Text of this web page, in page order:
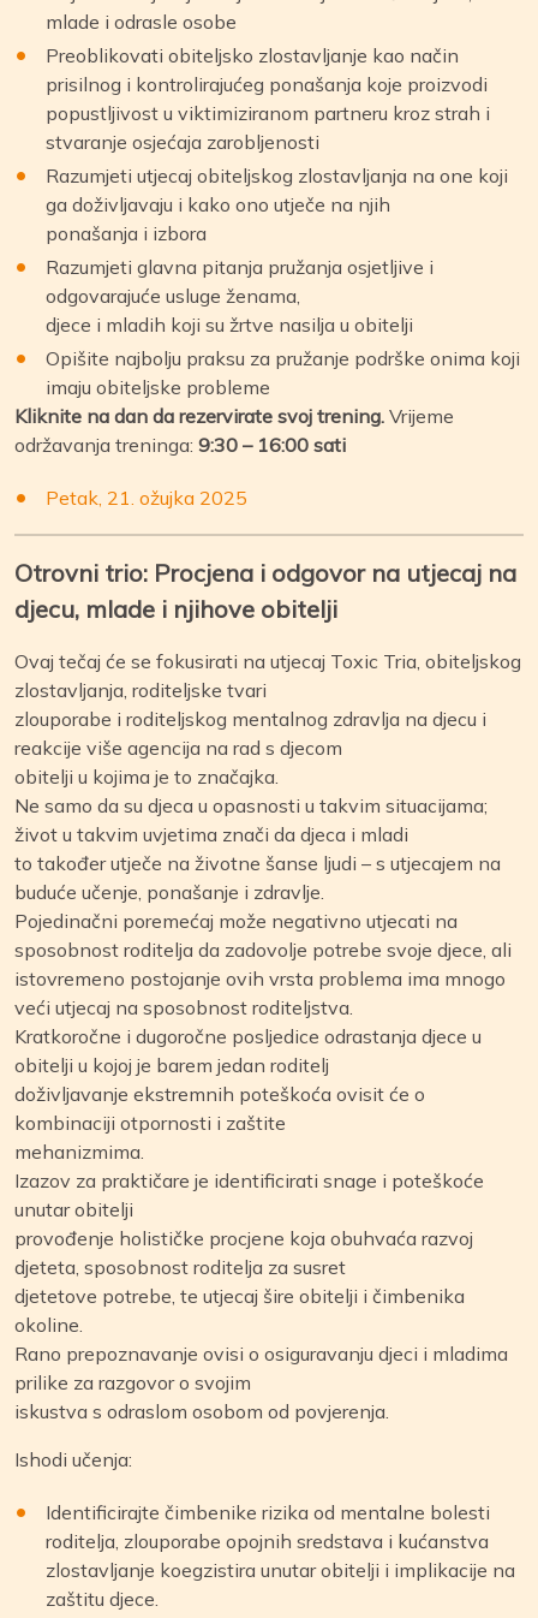
mlade i odrasle osobe
Preoblikovati obiteljsko zlostavljanje kao način
prisilnog i kontrolirajućeg ponašanja koje proizvodi
popustljivost u viktimiziranom partneru kroz strah i
stvaranje osjećaja zarobljenosti
Razumjeti utjecaj obiteljskog zlostavljanja na one koji
ga doživljavaju i kako ono utječe na njih
ponašanja i izbora
Razumjeti glavna pitanja pružanja osjetljive i
odgovarajuće usluge ženama,
djece i mladih koji su žrtve nasilja u obitelji
Opišite najbolju praksu za pružanje podrške onima koji
imaju obiteljske probleme
Kliknite na dan da rezervirate svoj trening. Vrijeme
održavanja treninga: 9:30 – 16:00 sati
Petak, 21. ožujka 2025
Otrovni trio: Procjena i odgovor na utjecaj na
djecu, mlade i njihove obitelji
Ovaj tečaj će se fokusirati na utjecaj Toxic Tria, obiteljskog
zlostavljanja, roditeljske tvari
zlouporabe i roditeljskog mentalnog zdravlja na djecu i
reakcije više agencija na rad s djecom
obitelji u kojima je to značajka.
Ne samo da su djeca u opasnosti u takvim situacijama;
život u takvim uvjetima znači da djeca i mladi
to također utječe na životne šanse ljudi – s utjecajem na
buduće učenje, ponašanje i zdravlje.
Pojedinačni poremećaj može negativno utjecati na
sposobnost roditelja da zadovolje potrebe svoje djece, ali
istovremeno postojanje ovih vrsta problema ima mnogo
veći utjecaj na sposobnost roditeljstva.
Kratkoročne i dugoročne posljedice odrastanja djece u
obitelji u kojoj je barem jedan roditelj
doživljavanje ekstremnih poteškoća ovisit će o
kombinaciji otpornosti i zaštite
mehanizmima.
Izazov za praktičare je identificirati snage i poteškoće
unutar obitelji
provođenje holističke procjene koja obuhvaća razvoj
djeteta, sposobnost roditelja za susret
djetetove potrebe, te utjecaj šire obitelji i čimbenika
okoline.
Rano prepoznavanje ovisi o osiguravanju djeci i mladima
prilike za razgovor o svojim
iskustva s odraslom osobom od povjerenja.
Ishodi učenja:
Identificirajte čimbenike rizika od mentalne bolesti
roditelja, zlouporabe opojnih sredstava i kućanstva
zlostavljanje koegzistira unutar obitelji i implikacije na
zaštitu djece.